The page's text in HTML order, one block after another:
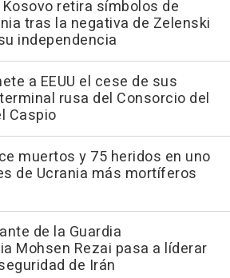
retira símbolos de
tras la negativa de Zelenski
independencia
a EEUU el cese de sus
rusa del Consorcio del
Caspio
muertos y 75 heridos en uno
de Ucrania más mortíferos
de la Guardia
Mohsen Rezai pasa a líderar
de Irán